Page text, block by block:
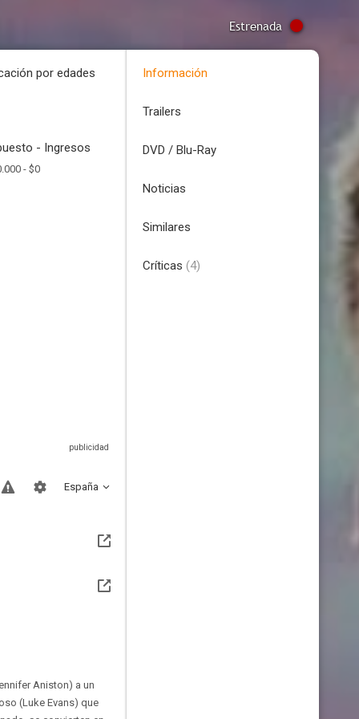
Estrenada
por edades
- Ingresos
- $0
España
Aniston) a un
(Luke Evans) que
Información
Trailers
DVD / Blu-Ray
Noticias
Similares
Críticas (4)